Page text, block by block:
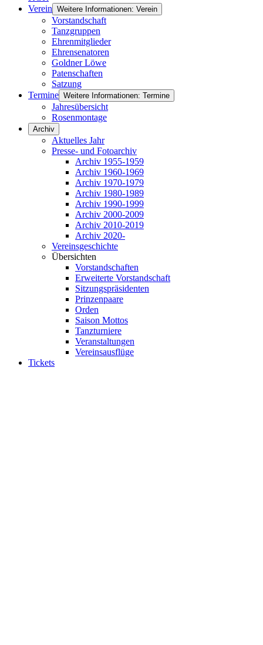
Verein Weitere Informationen: Verein
Vorstandschaft
Tanzgruppen
Ehrenmitglieder
Ehrensenatoren
Goldner Löwe
Patenschaften
Satzung
Termine Weitere Informationen: Termine
Jahresübersicht
Rosenmontage
Archiv
Aktuelles Jahr
Presse- und Fotoarchiv
Archiv 1955-1959
Archiv 1960-1969
Archiv 1970-1979
Archiv 1980-1989
Archiv 1990-1999
Archiv 2000-2009
Archiv 2010-2019
Archiv 2020-
Vereinsgeschichte
Übersichten
Vorstandschaften
Erweiterte Vorstandschaft
Sitzungspräsidenten
Prinzenpaare
Orden
Saison Mottos
Tanzturniere
Veranstaltungen
Vereinsausflüge
Tickets